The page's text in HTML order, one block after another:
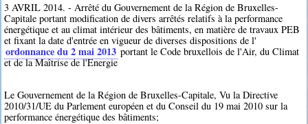
3 AVRIL 2014. - Arrêté du Gouvernement de la Région de Bruxelles-
Capitale portant modification de divers arrêtés relatifs à la performance
énergétique et au climat intérieur des bâtiments, en matière de travaux PEB
et fixant la date d'entrée en vigueur de diverses dispositions de l'
ordonnance du 2 mai 2013 portant le Code bruxellois de l'Air, du Climat
et de la Maîtrise de l'Energie
Le Gouvernement de la Région de Bruxelles-Capitale, Vu la Directive
2010/31/UE du Parlement européen et du Conseil du 19 mai 2010 sur la
performance énergétique des bâtiments;